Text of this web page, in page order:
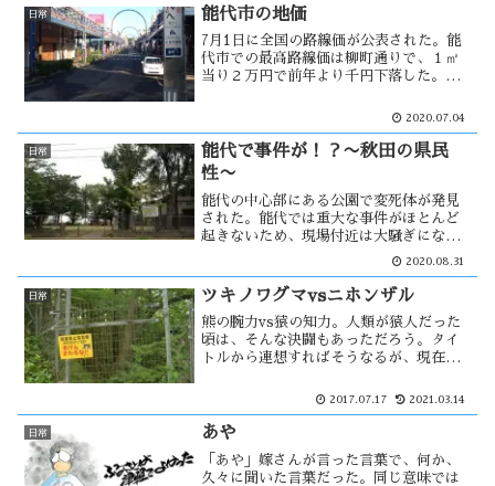
へ行った。それから、高血圧対策を・・
日常 能代市の地価
7月1日に全国の路線価が公表された。能
代市での最高路線価は柳町通りで、１㎡
当り２万円で前年より千円下落した。下
下位であった。能代市の地価も下がり続
れないためだろうか。
2020.07.04
日常
能代で事件が！？〜秋田の県民
性〜
能代の中心部にある公園で変死体が発見
された。能代では重大な事件がほとんど
起きないため、現場付近は大騒ぎになっ
た。しかし新聞にはこの事が報じられ
ず、事件性はなかったのだろうか？菅官
房長官の出馬が濃厚になった。菅さんの
県民性と、この事件の関係は・・
2020.08.31
日常 ツキノワグマvsニホンザル
熊の腕力vs猿の知力。人類が猿人だった
頃は、そんな決闘もあっただろう。タイ
トルから連想すればそうなるが、現在の
較です。秋田県ではツキノワグマ出没警
になっている。一方、ニホンザルは・・
2017.07.17 2021.03.14
日常 あや
「あや」嫁さんが言った言葉で、何か、
久々に聞いた言葉だった。同じ意味では